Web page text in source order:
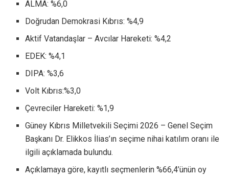
ALMA: %6,0
Doğrudan Demokrasi Kıbrıs: %4,9
Aktif Vatandaşlar – Avcılar Hareketi: %4,2
EDEK: %4,1
DIPA: %3,6
Volt Kıbrıs:%3,0
Çevreciler Hareketi: %1,9
Güney Kıbrıs Milletvekili Seçimi 2026 – Genel Seçim
Başkanı Dr. Elikkos İlias’ın seçime nihai katılım oranı ile
ilgili açıklamada bulundu.
Açıklamaya göre, kayıtlı seçmenlerin %66,4’ünün oy